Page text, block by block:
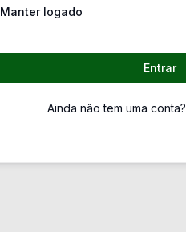
Manter logado
Entrar
Ainda não tem uma conta?